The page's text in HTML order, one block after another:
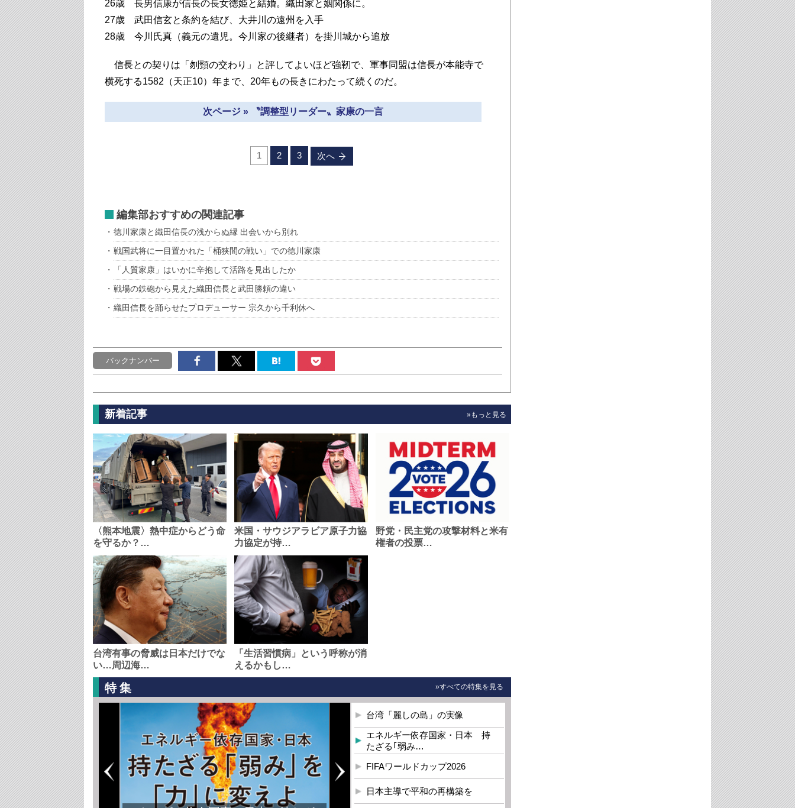
26歳 長男信康が信長の長女徳姫と結婚。織田家と姻関係に。
27歳 武田信玄と条約を結び、大井川の遠州を入手
28歳 今川氏真（義元の遺児。今川家の後継者）を掛川城から追放
信長との契りは「刎頸の交わり」と評してよいほど強靭で、軍事同盟は信長が本能寺で
横死する1582（天正10）年まで、20年もの長きにわたって続くのだ。
次ページ » 〝調整型リーダー〟家康の一言
1 2 3 次へ
編集部おすすめの関連記事
徳川家康と織田信長の浅からぬ縁 出会いから別れ
戦国武将に一目置かれた「桶狭間の戦い」での徳川家康
「人質家康」はいかに辛抱して活路を見出したか
戦場の鉄砲から見えた織田信長と武田勝頼の違い
織田信長を踊らせたプロデューサー 宗久から千利休へ
バックナンバー
新着記事 »もっと見る
〈熊本地震〉熱中症からどう命
を守るか？…
米国・サウジアラビア原子力協
力協定が持…
野党・民主党の攻撃材料と米有
権者の投票…
台湾有事の脅威は日本だけでな
い…周辺海…
「生活習慣病」という呼称が消
えるかもし…
特集 »すべての特集を見る
台湾「麗しの島」の実像
エネルギー依存国家・日本 持
たざる｢弱み…
FIFAワールドカップ2026
日本主導で平和の再構築を